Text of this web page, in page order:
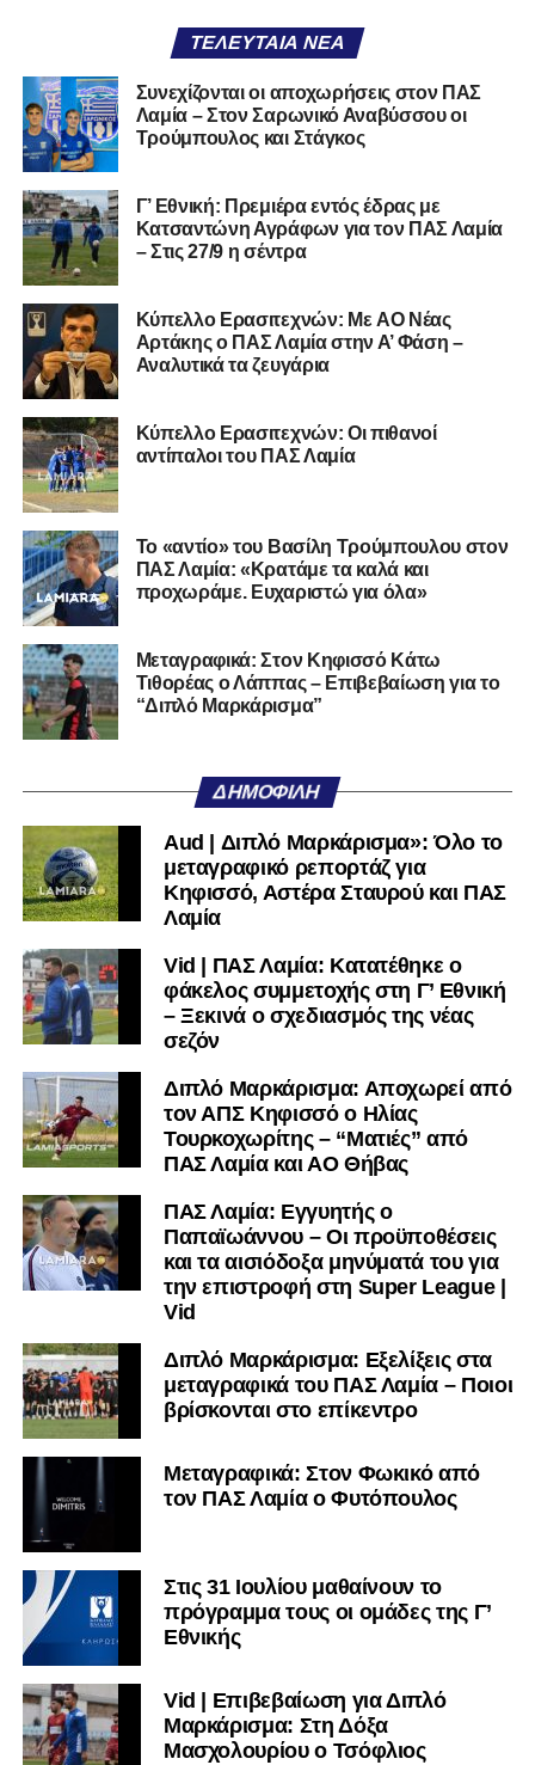
Ακολουθήστε τοlamiara.grστοGoogle Newsγια να
μαθαίνετε πρώτοι τα κυανόλευκα νέα στην Ελλάδα και τον
υπόλοιπο κόσμο. Ακολουθήστε το lamiara.gr στο
Facebook, στο Twitterκαι στοInstagram για να
μαθαίνετε σε χρόνο dt όλα τα νέα.
ΤΕΛΕΥΤΑΊΑ ΝΈΑ
Συνεχίζονται οι αποχωρήσεις στον ΠΑΣ
Λαμία – Στον Σαρωνικό Αναβύσσου οι
Τρούμπουλος και Στάγκος
Γ’ Εθνική: Πρεμιέρα εντός έδρας με
Κατσαντώνη Αγράφων για τον ΠΑΣ Λαμία
– Στις 27/9 η σέντρα
Kύπελλο Ερασιτεχνών: Με AO Nέας
Αρτάκης ο ΠΑΣ Λαμία στην Α’ Φάση –
Αναλυτικά τα ζευγάρια
Κύπελλο Ερασιτεχνών: Οι πιθανοί
αντίπαλοι του ΠΑΣ Λαμία
Το «αντίο» του Βασίλη Τρούμπουλου στον
ΠΑΣ Λαμία: «Κρατάμε τα καλά και
προχωράμε. Ευχαριστώ για όλα»
Μεταγραφικά: Στον Κηφισσό Κάτω
Τιθορέας ο Λάππας – Επιβεβαίωση για το
“Διπλό Μαρκάρισμα”
ΔΗΜΟΦΙΛΉ
Aud | Διπλό Μαρκάρισμα»: Όλο το
μεταγραφικό ρεπορτάζ για
Κηφισσό, Αστέρα Σταυρού και ΠΑΣ
Λαμία
Vid | ΠΑΣ Λαμία: Κατατέθηκε ο
φάκελος συμμετοχής στη Γ’ Εθνική
– Ξεκινά ο σχεδιασμός της νέας
σεζόν
Διπλό Μαρκάρισμα: Αποχωρεί από
τον ΑΠΣ Κηφισσό ο Ηλίας
Τουρκοχωρίτης – “Ματιές” από
ΠΑΣ Λαμία και ΑΟ Θήβας
ΠΑΣ Λαμία: Εγγυητής ο
Παπαϊωάννου – Οι προϋποθέσεις
και τα αισιόδοξα μηνύματά του για
την επιστροφή στη Super League |
Vid
Διπλό Μαρκάρισμα: Εξελίξεις στα
μεταγραφικά του ΠΑΣ Λαμία – Ποιοι
βρίσκονται στο επίκεντρο
Μεταγραφικά: Στον Φωκικό από
τον ΠΑΣ Λαμία ο Φυτόπουλος
Στις 31 Ιουλίου μαθαίνουν το
πρόγραμμα τους οι ομάδες της Γ’
Εθνικής
Vid | Επιβεβαίωση για Διπλό
Μαρκάρισμα: Στη Δόξα
Μασχολουρίου ο Τσόφλιος